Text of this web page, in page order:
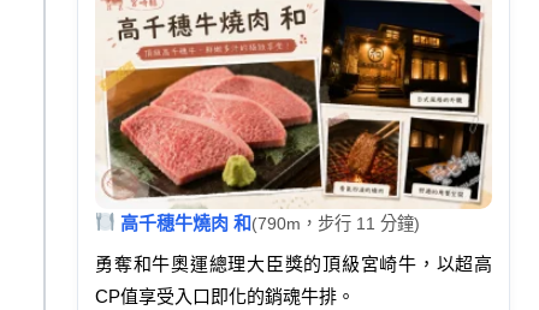
高千穗牛燒肉 和(790m，步行 11 分鐘)
勇奪和牛奧運總理大臣獎的頂級宮崎牛，以超高
CP值享受入口即化的銷魂牛排。